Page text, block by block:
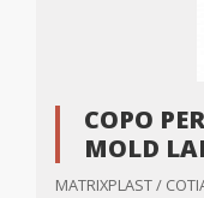
COPO
MOLD
MATRIXPLAST /